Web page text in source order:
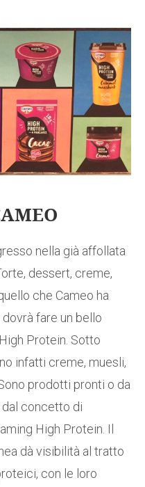
nella già affollata
dessert, creme,
che Cameo ha
fare un bello
Protein. Sotto
infatti creme, muesli,
prodotti pronti o da
concetto di
High Protein. Il
dà visibilità al tratto
con le loro